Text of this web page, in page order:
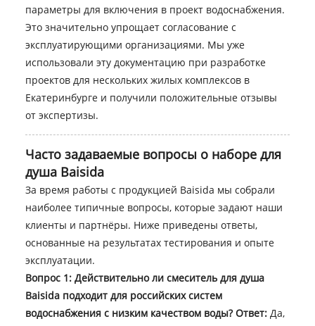
параметры для включения в проект водоснабжения.
Это значительно упрощает согласование с
эксплуатирующими организациями. Мы уже
использовали эту документацию при разработке
проектов для нескольких жилых комплексов в
Екатеринбурге и получили положительные отзывы
от экспертизы.
Часто задаваемые вопросы о наборе для
душа Baisida
За время работы с продукцией Baisida мы собрали
наиболее типичные вопросы, которые задают наши
клиенты и партнёры. Ниже приведены ответы,
основанные на результатах тестирования и опыте
эксплуатации.
Вопрос 1: Действительно ли смеситель для душа
Baisida подходит для российских систем
водоснабжения с низким качеством воды? Ответ:Да,